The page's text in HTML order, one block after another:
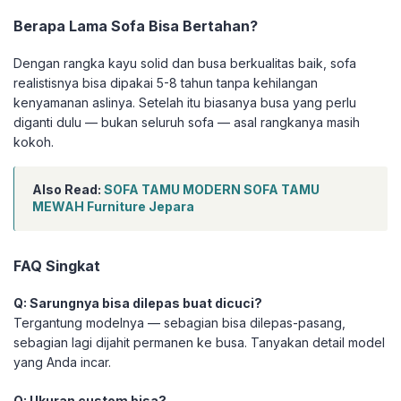
Berapa Lama Sofa Bisa Bertahan?
Dengan rangka kayu solid dan busa berkualitas baik, sofa
realistisnya bisa dipakai 5-8 tahun tanpa kehilangan
kenyamanan aslinya. Setelah itu biasanya busa yang perlu
diganti dulu — bukan seluruh sofa — asal rangkanya masih
kokoh.
Also Read: SOFA TAMU MODERN SOFA TAMU
MEWAH Furniture Jepara
FAQ Singkat
Q: Sarungnya bisa dilepas buat dicuci?
Tergantung modelnya — sebagian bisa dilepas-pasang,
sebagian lagi dijahit permanen ke busa. Tanyakan detail model
yang Anda incar.